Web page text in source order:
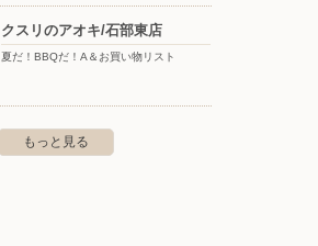
クスリのアオキ/石部東店
夏だ！BBQだ！A＆お買い物リスト
もっと見る